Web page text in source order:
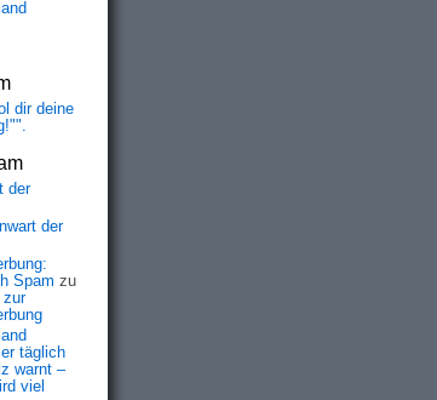
dir deine
der
der
Spam zu
zur
täglich
warnt –
viel